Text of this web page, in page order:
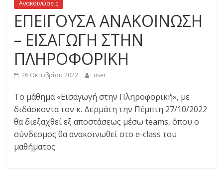
ή
μ
α
Δ
ι
ο
Ανακοινώσεις
ΕΠΕΙΓΟΥΣΑ ΑΝΑΚΟΙΝΩΣΗ
– ΕΙΣΑΓΩΓΗ ΣΤΗΝ
ΠΛΗΡΟΦΟΡΙΚΗ
26 Οκτωβρίου 2022 user
Το μάθημα «Εισαγωγή στην Πληροφορική», με
διδάσκοντα τον κ. Δερμάτη την Πέμπτη 27/10/2022
θα διεξαχθεί εξ αποστάσεως μέσω teams, όπου ο
σύνδεσμος θα ανακοινωθεί στο e-class του
μαθήματος